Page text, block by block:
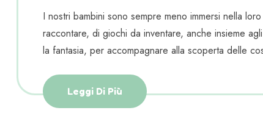
I nostri bambini sono sempre meno immersi nella
raccontare, di giochi da inventare, anche insieme
la fantasia, per accompagnare alla scoperta delle
Leggi Di Più